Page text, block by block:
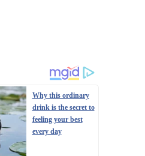
Why this ordinary
drink is the secret to
feeling your best
every day